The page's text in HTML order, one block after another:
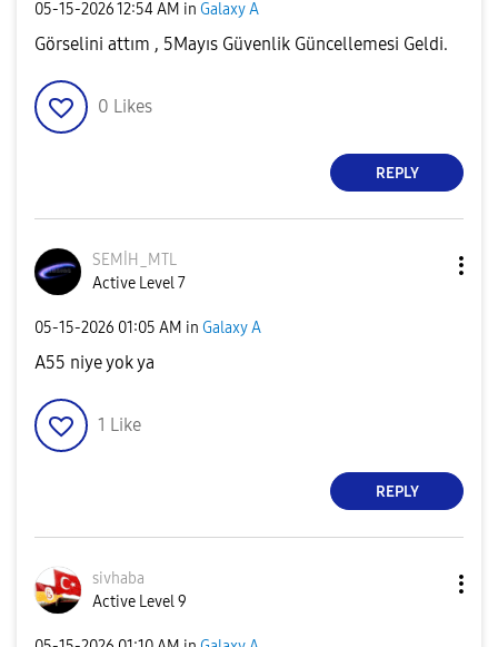
‎05-15-202612:54 AM in Galaxy A
Görselini attım , 5Mayıs Güvenlik Güncellemesi Geldi.
0 Likes
REPLY
SEMİH_MTL
Active Level 7
‎05-15-2026 01:05 AM in Galaxy A
A55 niye yok ya
1 Like
REPLY
sivhaba
Active Level 9